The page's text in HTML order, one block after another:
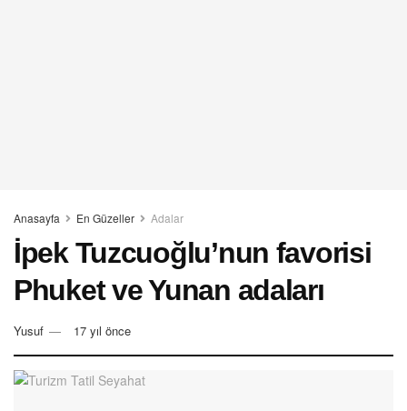
Anasayfa En Güzeller Adalar
İpek Tuzcuoğlu’nun favorisi
Phuket ve Yunan adaları
Yusuf 17 yıl önce